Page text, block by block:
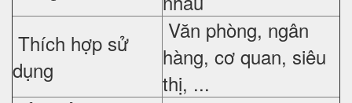
Thích hợp sử
dụng
Văn phòng, ngân
hàng, cơ quan, siêu
thị, ...